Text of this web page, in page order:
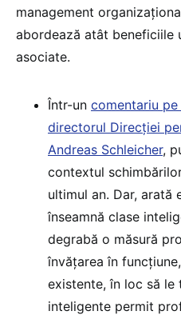
management
abordează atât beneficiile
asociate.
Într-un comentariu
directorul Direcției
Andreas Schleicher,
contextul
ultimul an. Dar, arată
înseamnă clase
degrabă o măsură
învățarea în
existente, în loc să le
inteligente permit